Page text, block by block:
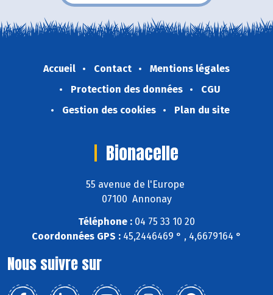
Accueil Contact
Mentions légales
Protection des données
CGU
Gestion des cookies
Plan du site
Bionacelle
55 avenue de l'Europe
07100 Annonay
Téléphone : 04 75 33 10 20
Coordonnées GPS : 45,2446469 ° , 4,6679164 °
Nous suivre sur